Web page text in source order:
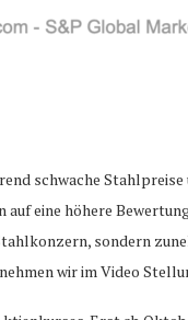
schwache
eine höhere
sondern
wir im Video